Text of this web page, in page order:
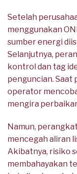
Setelah
menggunakan
sumber energi
Selanjutnya,
kontrol dan tag
penguncian. Saat
operator
mengira
Namun,
mencegah aliran
Akibatnya, risiko
membahayakan